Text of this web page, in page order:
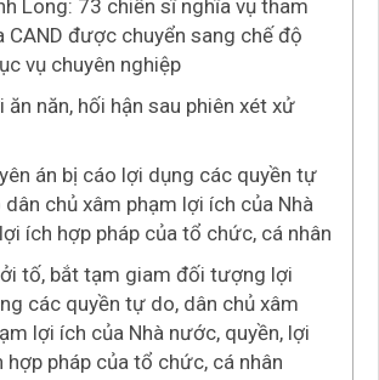
Long: 73 chiến sĩ nghĩa vụ tham
CAND được chuyển sang chế độ
vụ chuyên nghiệp
ăn năn, hối hận sau phiên xét xử
án bị cáo lợi dụng các quyền tự
dân chủ xâm phạm lợi ích của Nhà
ích hợp pháp của tổ chức, cá nhân
tố, bắt tạm giam đối tượng lợi
các quyền tự do, dân chủ xâm
lợi ích của Nhà nước, quyền, lợi
hợp pháp của tổ chức, cá nhân